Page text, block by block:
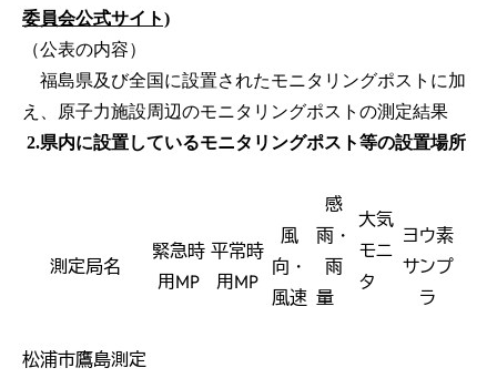
委員会公式サイト)
（公表の内容）
福島県及び全国に設置されたモニタリングポストに加
え、原子力施設周辺のモニタリングポストの測定結果
2.県内に設置しているモニタリングポスト等の設置場所
測定局名
緊急時
用MP
平常時
用MP
風
向・
風速
感
雨・
雨
量
大気
モニ
タ
ヨウ素
サンプ
ラ
松浦市鷹島測定